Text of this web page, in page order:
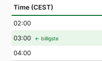
Time (CEST)
02:00
03:00 ← billigste
04:00